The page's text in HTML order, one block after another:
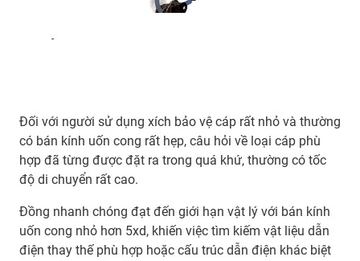
-
Đối với người sử dụng xích bảo vệ cáp rất nhỏ và thường
có bán kính uốn cong rất hẹp, câu hỏi về loại cáp phù
hợp đã từng được đặt ra trong quá khứ, thường có tốc
độ di chuyển rất cao.
Đồng nhanh chóng đạt đến giới hạn vật lý với bán kính
uốn cong nhỏ hơn 5xd, khiến việc tìm kiếm vật liệu dẫn
điện thay thế phù hợp hoặc cấu trúc dẫn điện khác biệt